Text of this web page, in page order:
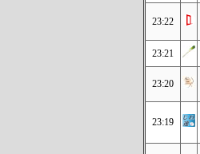
23:22
23:21
23:20
23:19